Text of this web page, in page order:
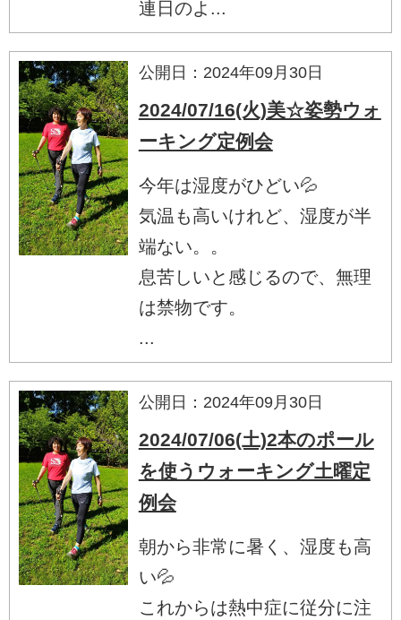
連日のよ...
公開日：2024年09月30日
2024/07/16(火)美☆姿勢ウォ
ーキング定例会
今年は湿度がひどい💦
気温も高いけれど、湿度が半
端ない。。
息苦しいと感じるので、無理
は禁物です。
...
公開日：2024年09月30日
2024/07/06(土)2本のポール
を使うウォーキング土曜定
例会
朝から非常に暑く、湿度も高
い💦
これからは熱中症に従分に注